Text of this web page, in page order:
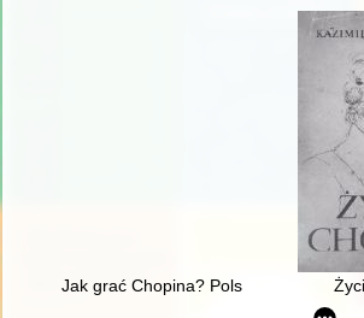
Jak grać Chopina? Polska krytyka